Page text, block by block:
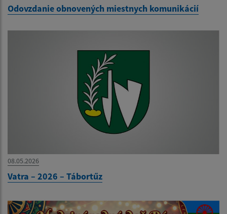
Odovzdanie obnovených miestnych komunikácií
08.05.2026
Vatra – 2026 – Tábortűz